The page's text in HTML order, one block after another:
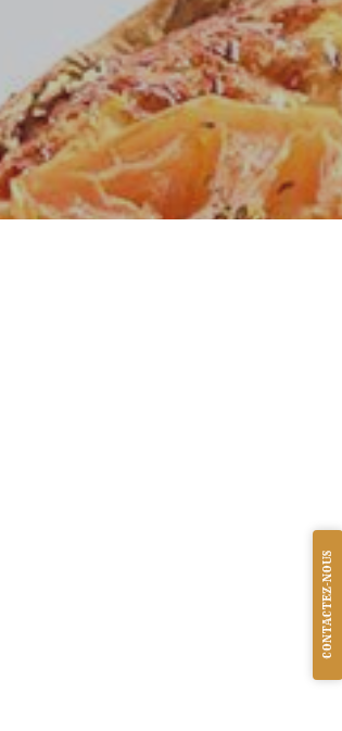
CONTACTEZ-NOUS